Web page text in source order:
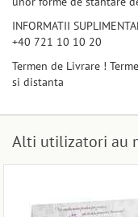
INFORMATII
+40 721 10 10 20
Termen de Livrare !
si distanta
Alti utilizatori au